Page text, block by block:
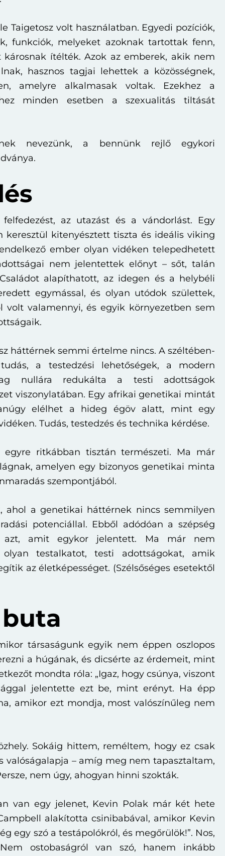
Taigetosz volt használatban. Egyedi pozíciók,
funkciók, melyeket azoknak tartottak fenn,
károsnak ítélték. Azok az emberek, akik nem
hasznos tagjai lehettek a közösségnek,
amelyre alkalmasak voltak. Ezekhez a
minden esetben a szexualitás tiltását
nevezünk, a bennünk rejlő egykori
az utazást és a vándorlást. Egy
keresztül kitenyésztett tiszta és ideális viking
ember olyan vidéken telepedhetett
nem jelentettek előnyt – sőt, talán
alapíthatott, az idegen és a helybéli
egymással, és olyan utódok születtek,
volt valamennyi, és egyik környezetben sem
háttérnek semmi értelme nincs. A széltében-
a testedzési lehetőségek, a modern
nullára redukálta a testi adottságok
viszonylatában. Egy afrikai genetikai mintát
elélhet a hideg égöv alatt, mint egy
Tudás, testedzés és technika kérdése.
ritkábban tisztán természeti. Ma már
amelyen egy bizonyos genetikai minta
szempontjából.
ahol a genetikai háttérnek nincs semmilyen
potenciállal. Ebből adódóan a szépség
amit egykor jelentett. Ma már nem
testalkatot, testi adottságokat, amik
az életképességet. (Szélsőséges esetektől
buta
társaságunk egyik nem éppen oszlopos
a húgának, és dicsérte az érdemeit, mint
mondta róla: „Igaz, hogy csúnya, viszont
jelentette ezt be, mint erényt. Ha épp
amikor ezt mondja, most valószínűleg nem
Sokáig hittem, reméltem, hogy ez csak
valóságalapja – amíg meg nem tapasztaltam,
nem úgy, ahogyan hinni szokták.
van egy jelenet, Kevin Polak már két hete
alakította csinibabával, amikor Kevin
egy szó a testápolókról, és megőrülök!”. Nos,
ostobaságról van szó, hanem inkább